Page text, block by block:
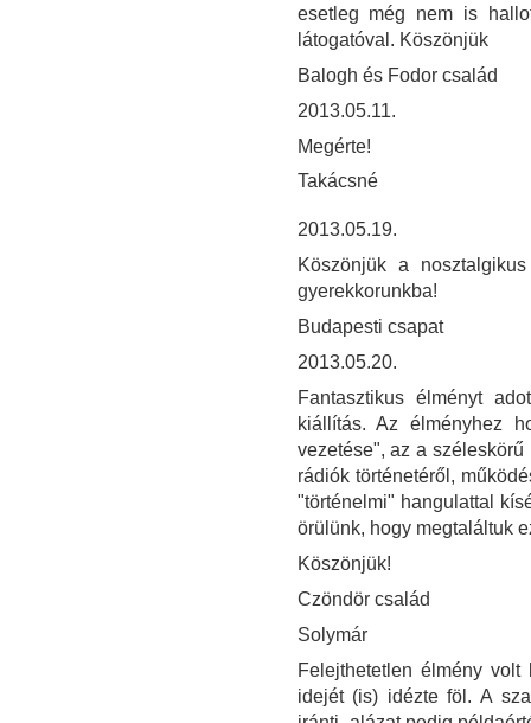
esetleg még nem is
látogatóval. Köszönjük
Balogh és Fodor család
2013.05.11.
Megérte!
Takácsné
2013.05.19.
Köszönjük a
gyerekkorunkba!
Budapesti csapat
2013.05.20.
Fantasztikus élményt
kiállítás. Az élményhez
vezetése", az a
rádiók történetéről,
"történelmi" hangulattal
örülünk, hogy megtaláltuk
Köszönjük!
Czöndör család
Solymár
Felejthetetlen élmény
idejét (is) idézte föl. A